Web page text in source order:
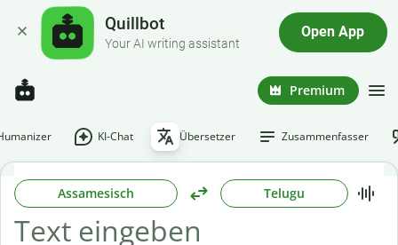
Quillbot
Your AI writing assistant
Open App
Premium
KI-Chat Übersetzer Zusammenfasser
Assamesisch Telugu